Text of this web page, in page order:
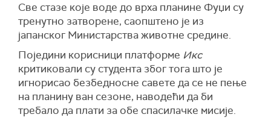
Све стазе које воде до врха планине Фуџи су
тренутно затворене, саопштено је из
јапанског Министарства животне средине.
Поједини корисници платформе Икс
критиковали су студента због тога што је
игнорисао безбедносне савете да се не пење
на планину ван сезоне, наводећи да би
требало да плати за обе спасилачке мисије.